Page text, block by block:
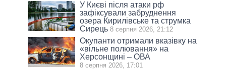
У Києві після атаки рф
зафіксували забруднення
озера Кирилівське та струмка
Сирець 8 серпня 2026, 21:12
Окупанти отримали вказівку на
«вільне полювання» на
Херсонщині – ОВА
8 серпня 2026, 17:01